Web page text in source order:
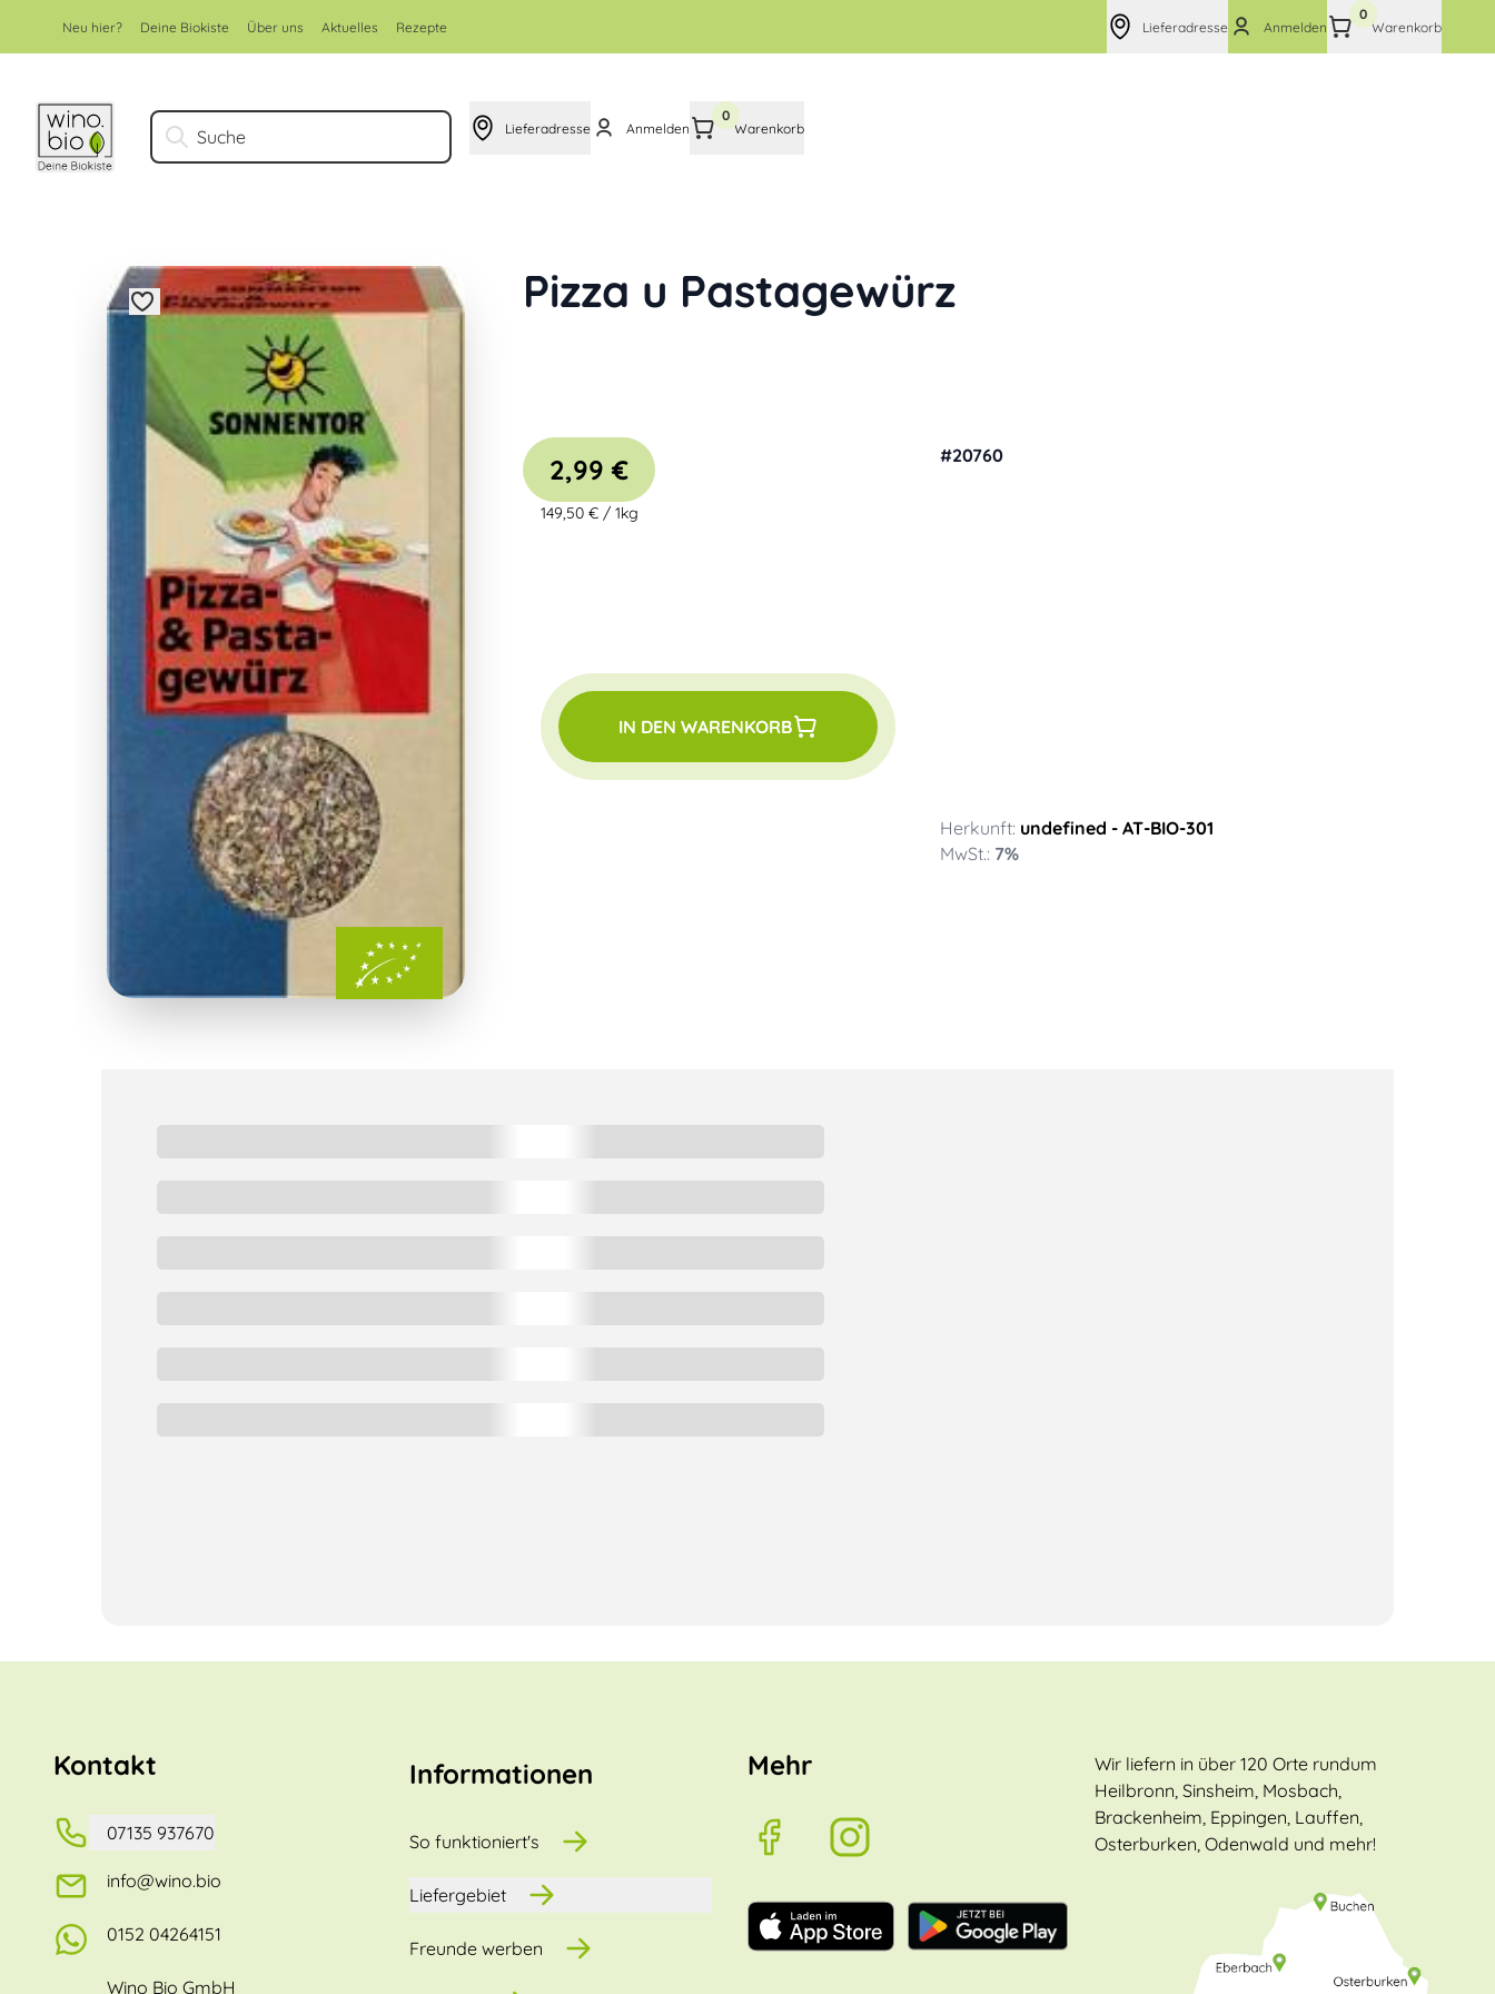
Neu hier? Deine Biokiste Über uns Aktuelles Rezepte Lieferadresse Anmelden
0
Warenkorb
Suche Lieferadresse Anmelden
0
Warenkorb
Pizza u Pastagewürz
#20760
Herkunft: undefined - AT-BIO-301
MwSt.: 7%
2,99 €
149,50 €/ 1kg
IN DEN WARENKORB
Kontakt
07135 937670
info@wino.bio
0152 04264151
Wino Bio GmbH
Informationen
So funktioniert's
Liefergebiet
Freunde werben
Mehr
Wir liefern in über 120 Orte rundum
Heilbronn, Sinsheim, Mosbach,
Brackenheim, Eppingen, Lauffen,
Osterburken, Odenwald und mehr!